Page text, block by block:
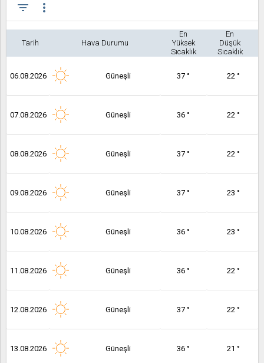
filter_list more_vert
Tarih Hava Durumu
En
Yüksek
Sıcaklık
En
Düşük
Sıcaklık
06.08.2026 Güneşli 37 ° 22 °
07.08.2026 Güneşli 36 ° 22 °
08.08.2026 Güneşli 37 ° 22 °
09.08.2026 Güneşli 37 ° 23 °
10.08.2026 Güneşli 36 ° 23 °
11.08.2026 Güneşli 36 ° 22 °
12.08.2026 Güneşli 37 ° 22 °
13.08.2026 Güneşli 36 ° 21 °